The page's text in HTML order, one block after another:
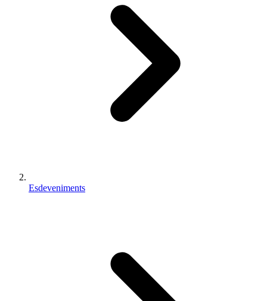
Esdeveniments